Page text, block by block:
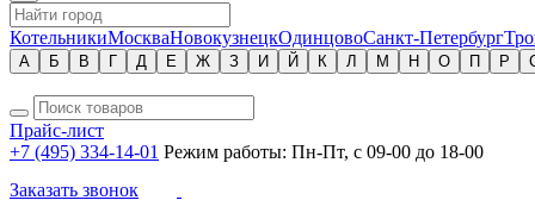
КотельникиМоскваНовокузнецкОдинцовоСанкт-Петербург
А Б В Г Д Е Ж З И Й К Л М Н О П Р
Прайс-лист
+7 (495) 334-14-01 Режим работы: Пн-Пт, с 09-00 до 18-00
Заказать звонок